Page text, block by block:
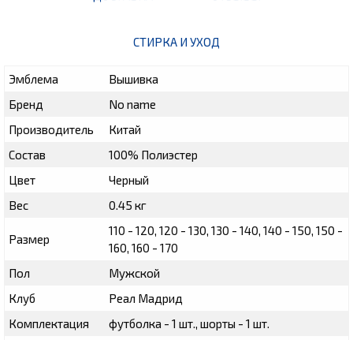
СТИРКА И УХОД
Эмблема
Вышивка
Бренд
No name
Производитель
Китай
Состав
100% Полиэстер
Цвет
Черный
Вес
0.45 кг
Размер
110 - 120, 120 - 130, 130 - 140, 140 - 150, 150 -
160, 160 - 170
Пол
Мужской
Клуб
Реал Мадрид
Комплектация
футболка - 1 шт., шорты - 1 шт.